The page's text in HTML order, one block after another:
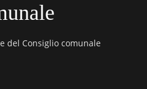
del Consiglio comunale